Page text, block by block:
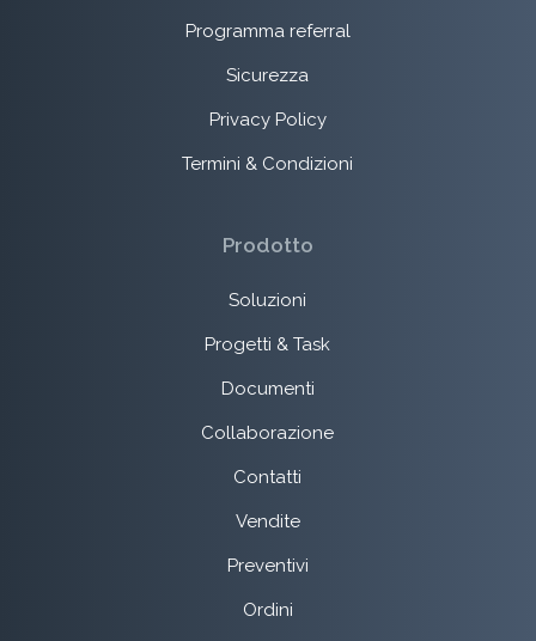
Programma referral
Sicurezza
Privacy Policy
Termini & Condizioni
Prodotto
Soluzioni
Progetti & Task
Documenti
Collaborazione
Contatti
Vendite
Preventivi
Ordini